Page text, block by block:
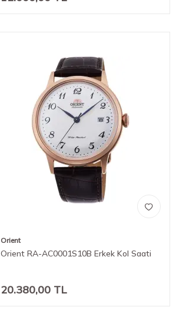
Orient
Orient RA-AC0001S10B Erkek Kol Saati
20.380,00 TL